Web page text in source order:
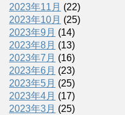
2023年11月 (22)
2023年10月 (25)
2023年9月 (14)
2023年8月 (13)
2023年7月 (16)
2023年6月 (23)
2023年5月 (25)
2023年4月 (17)
2023年3月 (25)